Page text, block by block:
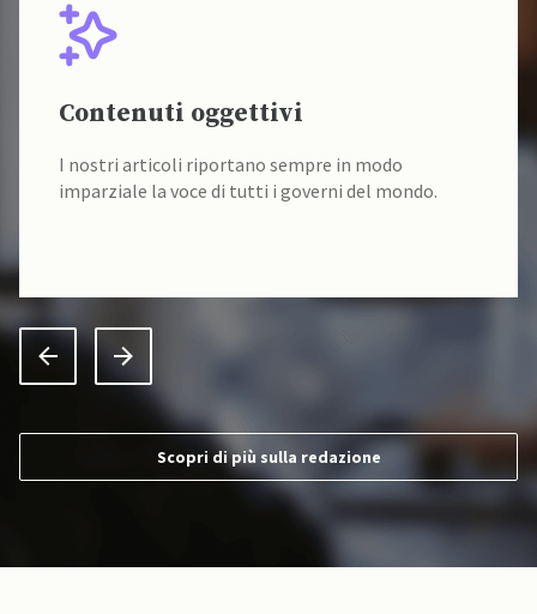
Contenuti oggettivi
I nostri articoli riportano sempre in modo
imparziale la voce di tutti i governi del mondo.
Scopri di più sulla redazione